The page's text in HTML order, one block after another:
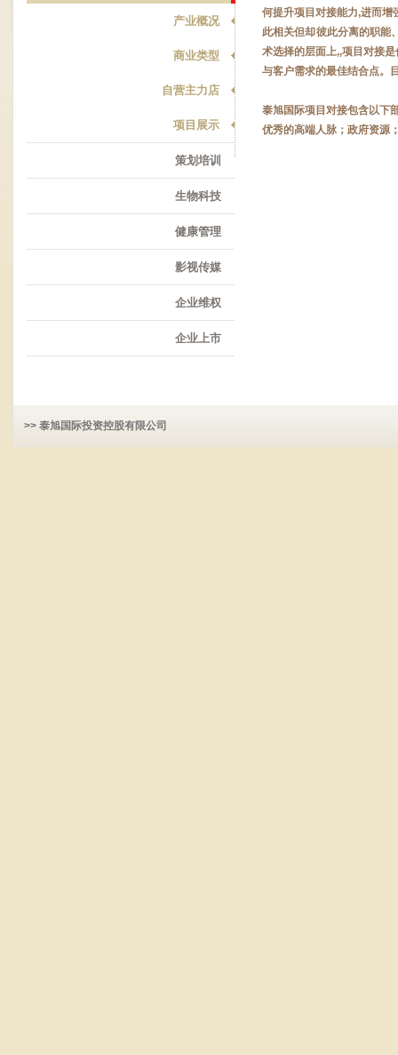
产业概况
商业类型
自营主力店
项目展示
策划培训
生物科技
健康管理
影视传媒
企业维权
企业上市
何提升项目对接能力,进而增
此相关但却彼此分离的职能
术选择的层面上,,项目对接
与客户需求的最佳结合点。
泰旭国际项目对接包含以下
优秀的高端人脉；政府资源
>> 泰旭国际投资控股有限公司